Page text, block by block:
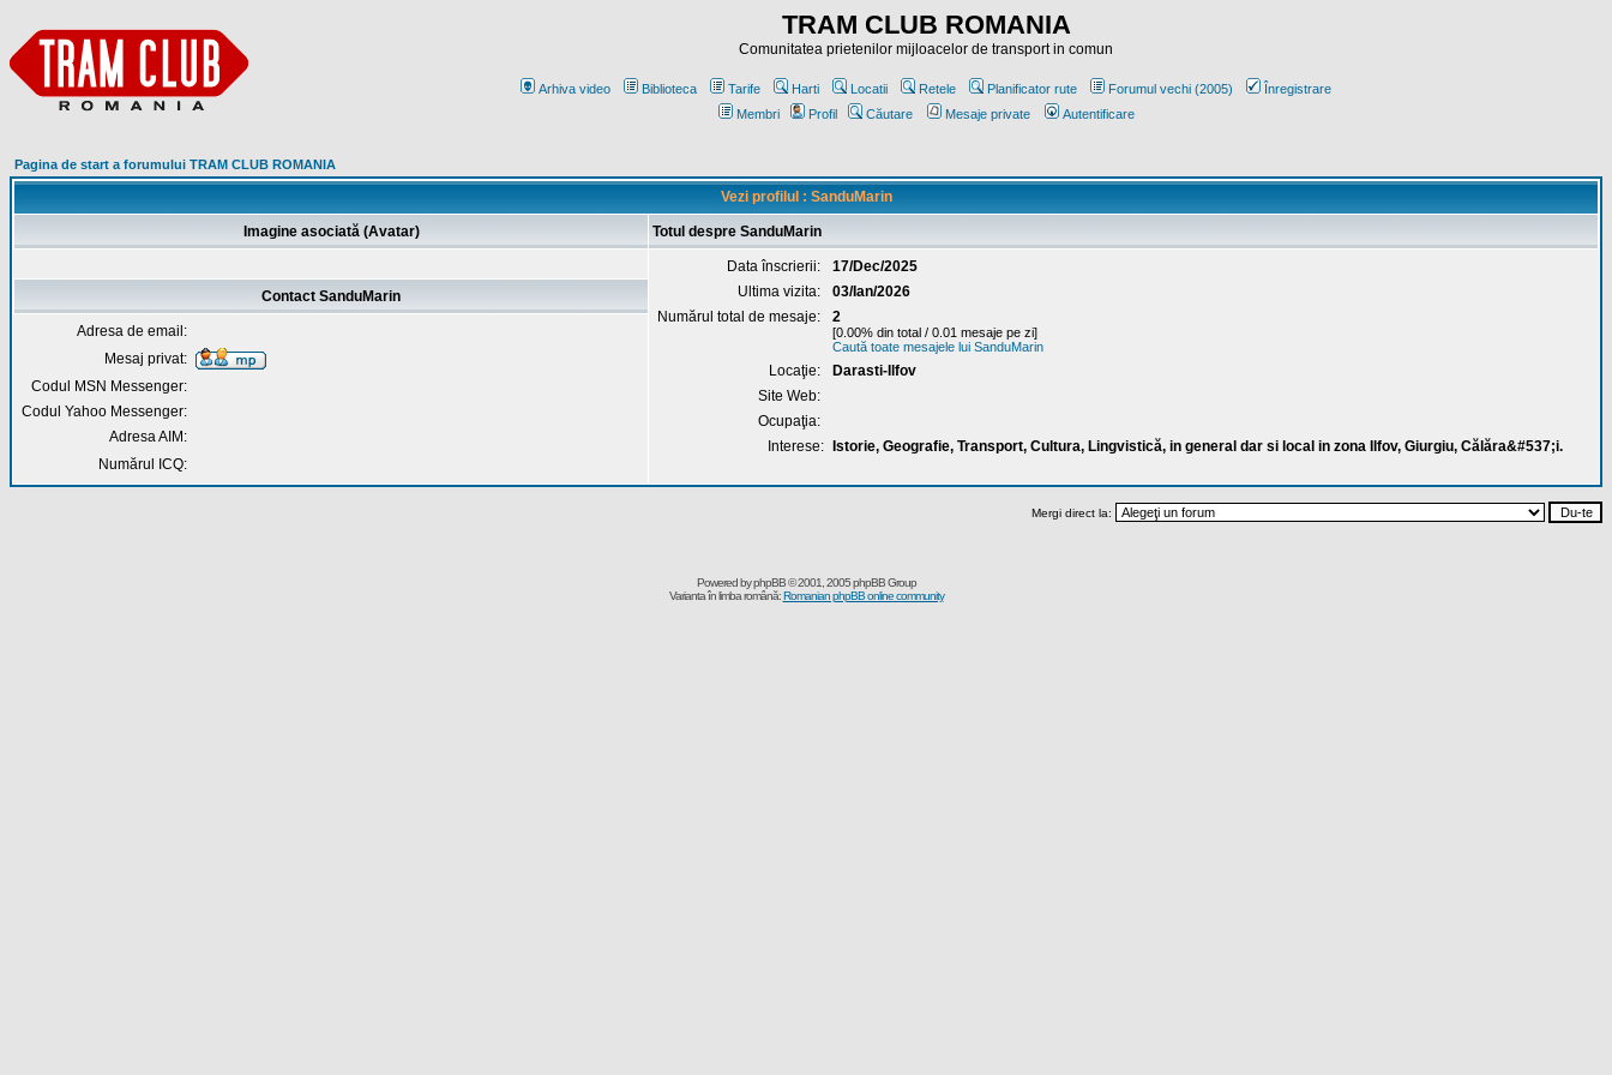
TRAM CLUB ROMANIA
Comunitatea prietenilor mijloacelor de transport in comun
Arhiva video Biblioteca Tarife Harti Locatii Retele Planificator rute Forumul vechi (2005)
Înregistrare
Membri
Profil Căutare Mesaje private Autentificare
Pagina de start a forumului TRAM CLUB ROMANIA
Vezi profilul : SanduMarin
Imagine asociată (Avatar) Totul despre SanduMarin
Data înscrierii:
17/Dec/2025
Ultima vizita:
03/Ian/2026
Numărul total de mesaje:
2
[0.00% din total / 0.01 mesaje pe zi]
Caută toate mesajele lui SanduMarin
Locaţie:
Darasti-Ilfov
Site Web:
Ocupaţia:
Interese:
Istorie, Geografie, Transport, Cultura, Lingvistică, in general dar si local in zona Ilfov, Giurgiu, Călăra&#537;i.
Contact SanduMarin
Adresa de email:
Mesaj privat:
Codul MSN Messenger:
Codul Yahoo Messenger:
Adresa AIM:
Numărul ICQ:
Mergi direct la:
Powered byphpBB© 2001, 2005 phpBB Group
Varianta în limba română:Romanian phpBB online community